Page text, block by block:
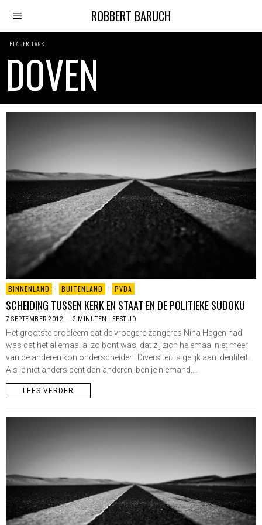
ROBBERT BARUCH
BLADER TAGS
DOVEN
BINNENLAND · BUITENLAND · PVDA
SCHEIDING TUSSEN KERK EN STAAT EN DE POLITIEKE SUDOKU
7 SEPTEMBER 2012 2 MINUTEN LEESTIJD
Het grootste probleem dat de vroegere zangeres Nina Hagen had
was dat het allemaal al zo bont was, dat zij zich helemaal niet meer
van de anderen kon onderscheiden. Diversiteit is gelijk aan identiteit.
Als je niet anders bent dan anderen, ben je niemand.…
LEES VERDER